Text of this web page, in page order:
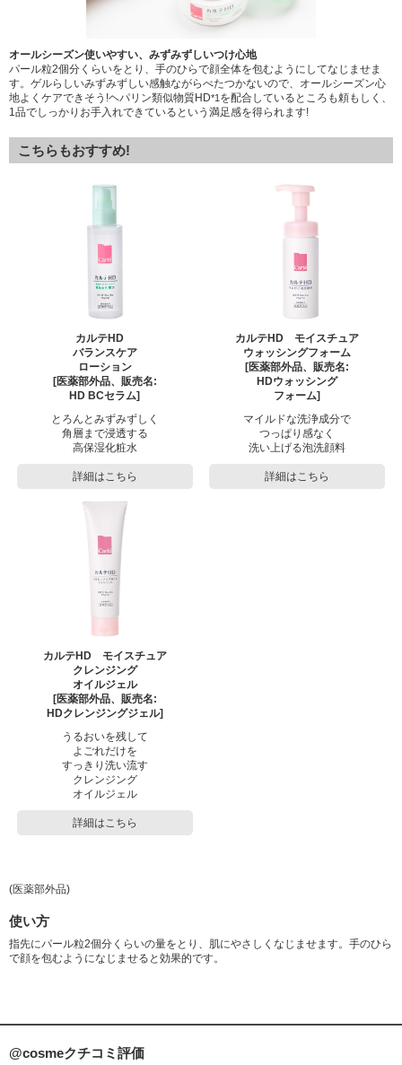
オールシーズン使いやすい、みずみずしいつけ心地
パール粒2個分くらいをとり、手のひらで顔全体を包むようにしてなじませま
す。ゲルらしいみずみずしい感触ながらべたつかないので、オールシーズン心
地よくケアできそう!ヘパリン類似物質HD*1 を配合しているところも頼もしく、
1品でしっかりお手入れできているという満足感を得られます!
こちらもおすすめ!
カルテHD
バランスケア
ローション
[医薬部外品、販売名:
HD BCセラム]
とろんとみずみずしく
角層まで浸透する
高保湿化粧水
詳細はこちら
カルテHD モイスチュア
ウォッシングフォーム
[医薬部外品、販売名:
HDウォッシング
フォーム]
マイルドな洗浄成分で
つっぱり感なく
洗い上げる泡洗顔料
詳細はこちら
カルテHD モイスチュア
クレンジング
オイルジェル
[医薬部外品、販売名:
HDクレンジングジェル]
うるおいを残して
よごれだけを
すっきり洗い流す
クレンジング
オイルジェル
詳細はこちら
(医薬部外品)
使い方
指先にパール粒2個分くらいの量をとり、肌にやさしくなじませます。手のひら
で顔を包むようになじませると効果的です。
@cosmeクチコミ評価